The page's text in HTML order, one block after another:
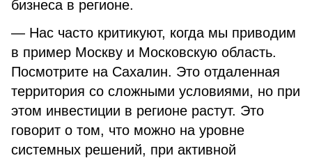
бизнеса в регионе.
— Нас часто критикуют, когда мы приводим
в пример Москву и Московскую область.
Посмотрите на Сахалин. Это отдаленная
территория со сложными условиями, но при
этом инвестиции в регионе растут. Это
говорит о том, что можно на уровне
системных решений, при активной